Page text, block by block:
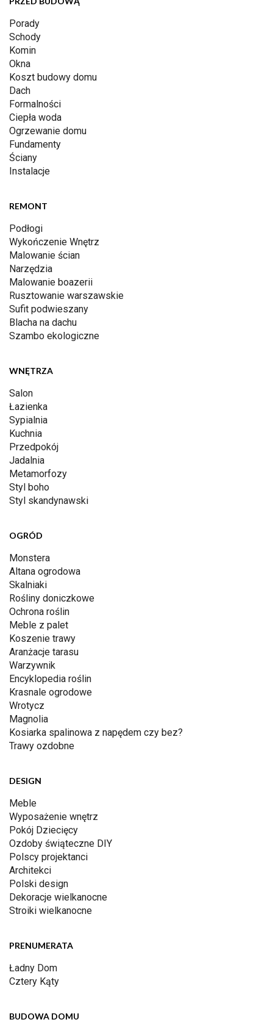
Porady
Schody
Komin
Okna
Koszt budowy domu
Dach
Formalności
Ciepła woda
Ogrzewanie domu
Fundamenty
Ściany
Instalacje
REMONT
Podłogi
Wykończenie Wnętrz
Malowanie ścian
Narzędzia
Malowanie boazerii
Rusztowanie warszawskie
Sufit podwieszany
Blacha na dachu
Szambo ekologiczne
WNĘTRZA
Salon
Łazienka
Sypialnia
Kuchnia
Przedpokój
Jadalnia
Metamorfozy
Styl boho
Styl skandynawski
OGRÓD
Monstera
Altana ogrodowa
Skalniaki
Rośliny doniczkowe
Ochrona roślin
Meble z palet
Koszenie trawy
Aranżacje tarasu
Warzywnik
Encyklopedia roślin
Krasnale ogrodowe
Wrotycz
Magnolia
Kosiarka spalinowa z napędem czy bez?
Trawy ozdobne
DESIGN
Meble
Wyposażenie wnętrz
Pokój Dziecięcy
Ozdoby świąteczne DIY
Polscy projektanci
Architekci
Polski design
Dekoracje wielkanocne
Stroiki wielkanocne
PRENUMERATA
Ładny Dom
Cztery Kąty
BUDOWA DOMU